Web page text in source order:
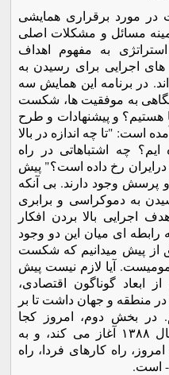
در مورد برقراری همایشی
مسائل و مشکلات اصلی
به مفهوم اهداف
اجرایی برای رسیدن به
در برنامه این همایش سه
به موفقیت ها، شکست
هستیم؟ و پیشنهادات و طرح
است: "تا چه اندازه در بالا
چه اشتباهاتی در راه
درایران رخ داده است؟" پیش
پرسش وجود دارند. بی آنکه
به دموکراسی و برابری
بالا بردن افکار
ای میان این دو وجود
از پیش میدانیم که شکست
آیا لازم نیست پیش
ابعاد گوناگون اقتصادی،
منطقه و جهان داشت تا بر
در بخش دوم، امروز کجا
هستیم، ارزیابی را ازانتخابات سال ١٣٨٨ آغاز می کند، و به
راه کارهای فردا، راه
- است.